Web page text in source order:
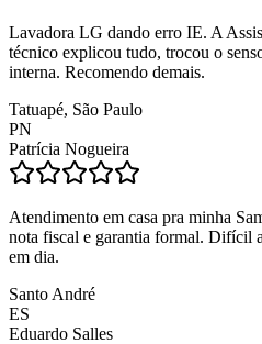
Lavadora LG dando erro IE. A
técnico explicou tudo, trocou o
interna. Recomendo demais.
Tatuapé, São Paulo
PN
Patrícia Nogueira
Atendimento em casa pra minha
nota fiscal e garantia formal. Difícil
em dia.
Santo André
ES
Eduardo Salles